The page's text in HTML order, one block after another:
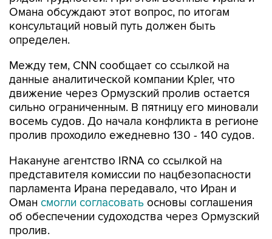
Омана обсуждают этот вопрос, по итогам
консультаций новый путь должен быть
определен.
Между тем, CNN сообщает со ссылкой на
данные аналитической компании Kpler, что
движение через Ормузский пролив остается
сильно ограниченным. В пятницу его миновали
восемь судов. До начала конфликта в регионе
пролив проходило ежедневно 130 - 140 судов.
Накануне агентство IRNA со ссылкой на
представителя комиссии по нацбезопасности
парламента Ирана передавало, что Иран и
Оман смогли согласовать основы соглашения
об обеспечении судоходства через Ормузский
пролив.